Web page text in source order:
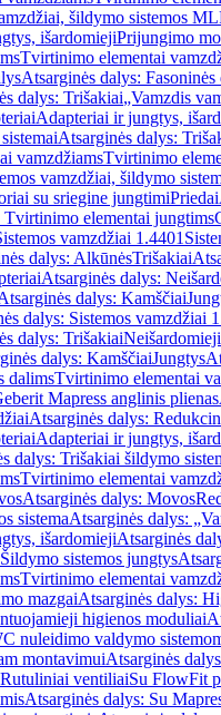
šildymo sistemos ML
išardomiejiPrijungimo
Tvirtinimo elementai
Atsarginės dalys: Fasoninės
dalys: Trišakiai„Vamzdis
Adapteriai ir jungtys,
Atsarginės dalys:
vamzdžiamsTvirtinimo
vamzdžiai, šildymo
su sriegine jungtimiPriedai
Tvirtinimo elementai jungtims
vamzdžiai 1.4401
dalys: AlkūnėsTrišakiai
Atsarginės dalys:
dalys: Kamščiai
dalys: Sistemos vamzdžiai
dalys: Trišakiai
dalys: KamščiaiJungtys
dalimsTvirtinimo elementai
Mapress anglinis plienas
Atsarginės dalys:
Adapteriai ir jungtys,
dalys: Trišakiai šildymo
Tvirtinimo elementai
Atsarginės dalys: Movos
sistemaAtsarginės dalys:
išardomiejiAtsarginės
Šildymo sistemos jungtys
Tvirtinimo elementai
mazgaiAtsarginės dalys:
higienos moduliai
nuleidimo valdymo
montavimuiAtsarginės
ventiliaiSu FlowFit
Atsarginės dalys: Su